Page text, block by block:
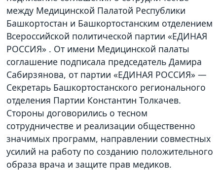
между Медицинской Палатой Республики
Башкортостан и Башкортостанским отделением
Всероссийской политической партии «ЕДИНАЯ
РОССИЯ» . От имени Медицинской палаты
соглашение подписала председатель Дамира
Сабирзянова, от партии «ЕДИНАЯ РОССИЯ» —
Секретарь Башкортостанского регионального
отделения Партии Константин Толкачев.
Стороны договорились о тесном
сотрудничестве и реализации общественно
значимых программ, направлении совместных
усилий на работу по созданию положительного
образа врача и защите прав медиков.